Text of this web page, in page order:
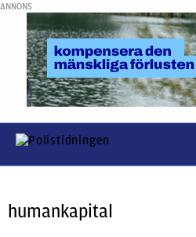
ANNONS
humankapital